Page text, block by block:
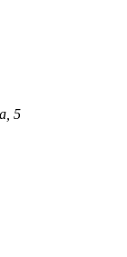
5